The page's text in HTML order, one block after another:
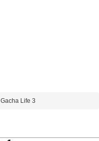
Gacha Life 3